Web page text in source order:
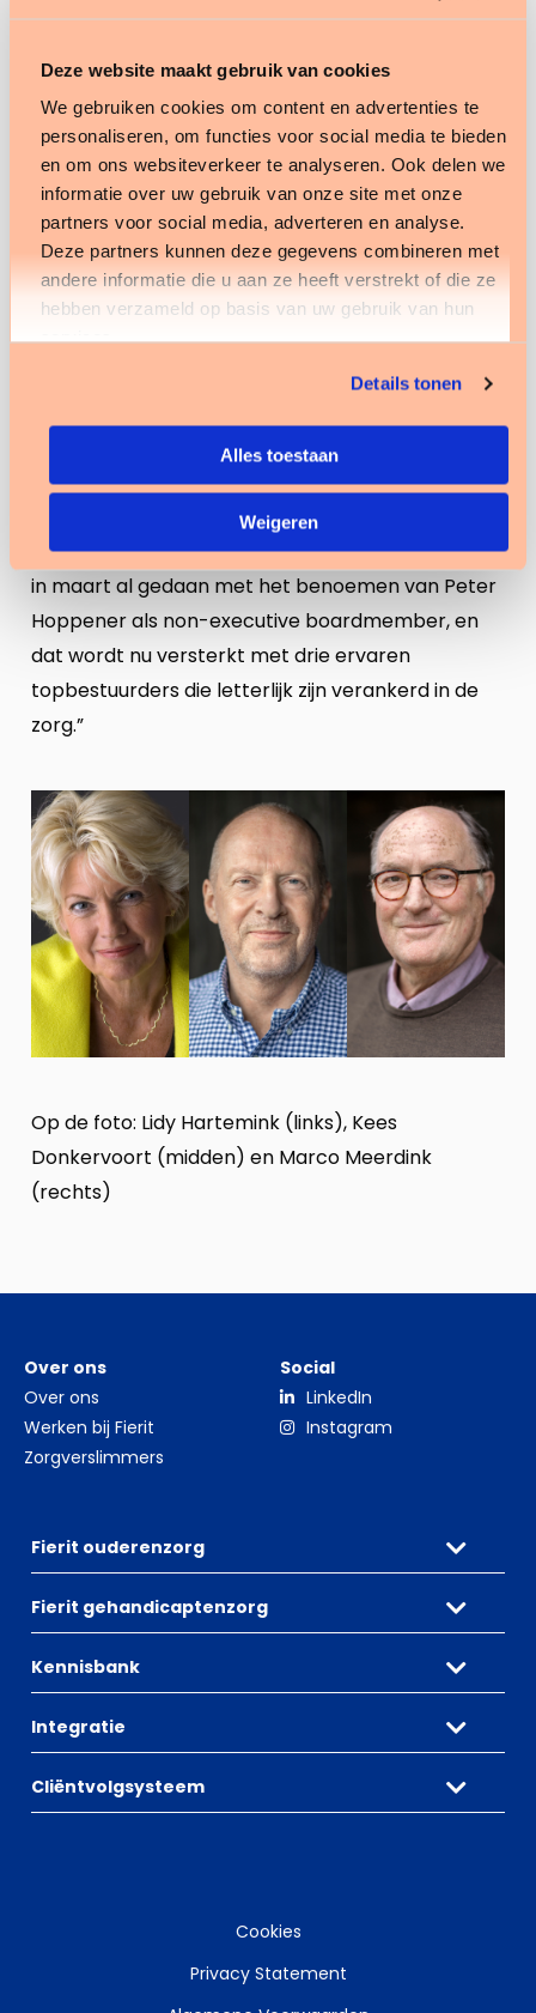
Deze website maakt gebruik van cookies
We gebruiken cookies om content en advertenties te
personaliseren, om functies voor social media te bieden
en om ons websiteverkeer te analyseren. Ook delen we
informatie over uw gebruik van onze site met onze
partners voor social media, adverteren en analyse.
Deze partners kunnen deze gegevens combineren met
andere informatie die u aan ze heeft verstrekt of die ze
hebben verzameld op basis van uw gebruik van hun
services.
Details tonen
Alles toestaan
Weigeren
adviseur, interim manager, partner en directeur –
carrière bij Twynstra Gudde en was daarna
werkzaam als lid van de Raad van Bestuur bij GGZ
Dijk en Duin. Aansluitend was hij lid van de Raad
van Bestuur bij Parnassia Bavo Groep en CEO bij
Woonzorg Nederland en Espria. Ook was hij
gedurende zes jaar bestuurlijk actief bij
PGGM/Stichting Pensioenfonds Zorg en Welzijn.
Sinds 2017 is hij bestuursvoorzitter van Careyn.
expertise in huis op het gebied van
zorgprocessen, ict en data en zijn erg blij dat dit
wordt aangevuld met een grote dosis bestuurlijke
expertise. De eerste aanzet hiervoor hebben we
in maart al gedaan met het benoemen van Peter
Hoppener als non-executive boardmember, en
dat wordt nu versterkt met drie ervaren
topbestuurders die letterlijk zijn verankerd in de
zorg.”
Op de foto: Lidy Hartemink (links), Kees
Donkervoort (midden) en Marco Meerdink
(rechts)
Over ons
Over ons
Werken bij Fierit
Zorgverslimmers
Social
LinkedIn
Instagram
Fierit ouderenzorg
Fierit gehandicaptenzorg
Kennisbank
Integratie
Cliëntvolgsysteem
Cookies
Privacy Statement